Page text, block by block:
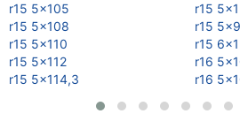
r15 5x105
r15 5x108
r15 5x110
r15 5x112
r15 5x114,3
r15
r15
r15
r16
r16